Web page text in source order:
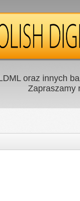
oraz innych
Zapraszamy